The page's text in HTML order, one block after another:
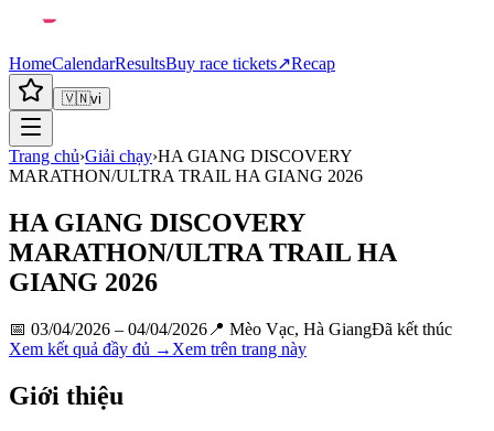
HomeCalendarResultsBuy race tickets↗Recap
🇻🇳vi
Trang chủ›Giải chạy›HA GIANG DISCOVERY
MARATHON/ULTRA TRAIL HA GIANG 2026
HA GIANG DISCOVERY
MARATHON/ULTRA TRAIL HA
GIANG 2026
📅 03/04/2026 – 04/04/2026 📍 Mèo Vạc, Hà GiangĐã kết thúc
Xem kết quả đầy đủ → Xem trên trang này
Giới thiệu